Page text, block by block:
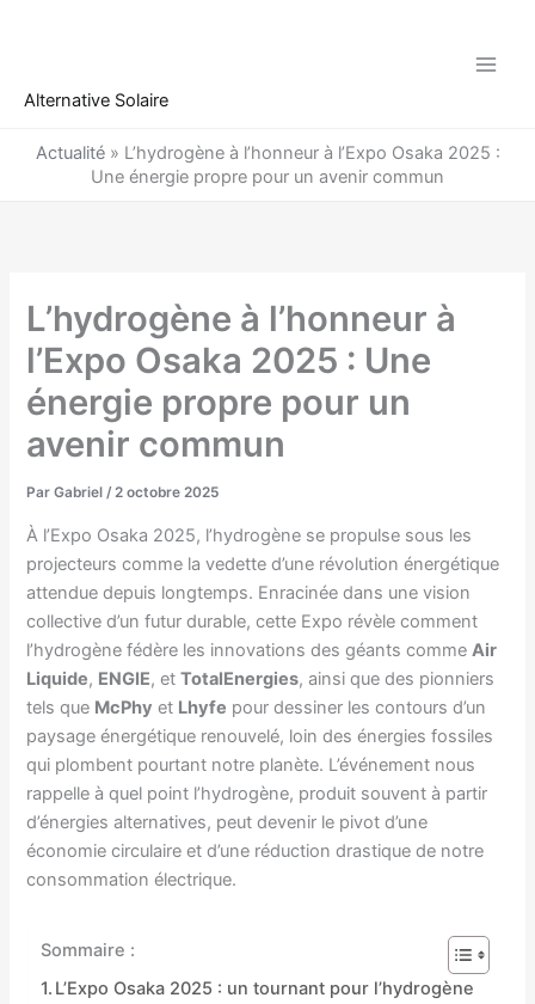
Alternative Solaire
Actualité» L’hydrogène à l’honneur à l’Expo Osaka 2025 :
Une énergie propre pour un avenir commun
L’hydrogène à l’honneur à
l’Expo Osaka 2025 : Une
énergie propre pour un
avenir commun
ParGabriel/2 octobre 2025
À l’Expo Osaka 2025, l’hydrogène se propulse sous les
projecteurs comme la vedette d’une révolution énergétique
attendue depuis longtemps. Enracinée dans une vision
collective d’un futur durable, cette Expo révèle comment
l’hydrogène fédère les innovations des géants commeAir
Liquide, ENGIE, etTotalEnergies, ainsi que des pionniers
tels que McPhy et Lhyfe pour dessiner les contours d’un
paysage énergétique renouvelé, loin des énergies fossiles
qui plombent pourtant notre planète. L’événement nous
rappelle à quel point l’hydrogène, produit souvent à partir
d’énergies alternatives, peut devenir le pivot d’une
économie circulaire et d’une réduction drastique de notre
consommation électrique.
Sommaire :
L’Expo Osaka 2025 : un tournant pour l’hydrogène